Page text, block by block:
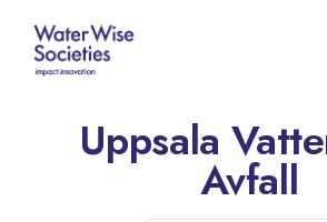
Uppsala
Avfall